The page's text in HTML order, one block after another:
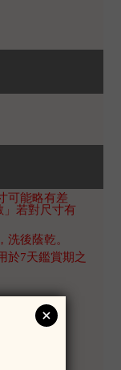
可能略有差
」若對尺寸有
洗後蔭乾。
於7天鑑賞期之